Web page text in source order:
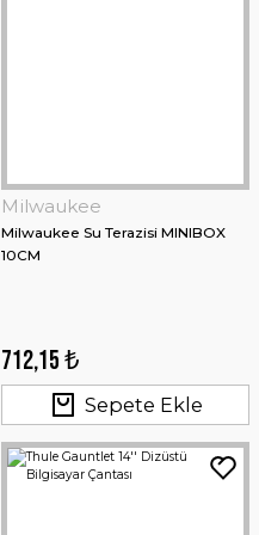
Milwaukee
Milwaukee Su Terazisi MINIBOX
10CM
712,15 ₺
Sepete Ekle